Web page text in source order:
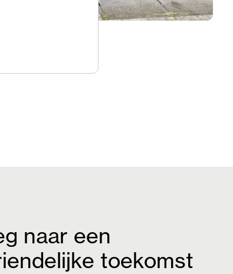
naar een
toekomst